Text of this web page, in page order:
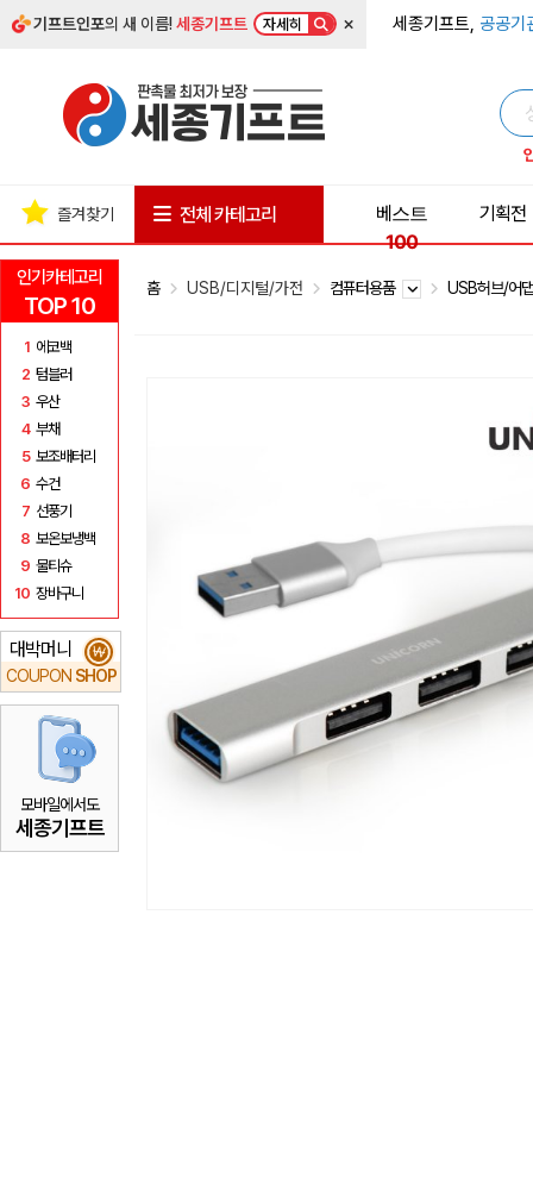
기프트인포의 새 이름!세종기프트 자세히 × 세종기프트, 공공기
인기카테고리
TOP 10
1 에코백
2 텀블러
3 우산
4 부채
5 보조배터리
6 수건
7 선풍기
8 보온보냉백
9 물티슈
10 장바구니
대박머니
COUPON SHOP
₩
모바일에서도
세종기프트
즐겨찾기 전체 카테고리
베스트
100
기획전
홈 USB/디지털/가전 컴퓨터용품 USB허브/어